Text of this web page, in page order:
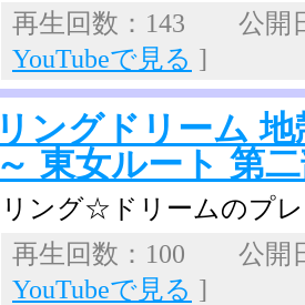
再生回数：143 公開
YouTubeで見る ]
リングドリーム
～ 東女ルート 第
リング☆ドリームのプ
再生回数：100 公開
YouTubeで見る ]